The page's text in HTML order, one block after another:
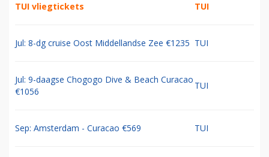
TUI vliegtickets TUI
Jul: 8-dg cruise Oost Middellandse Zee €1235 TUI
Jul: 9-daagse Chogogo Dive & Beach Curacao
€1056
TUI
Sep: Amsterdam - Curacao €569 TUI